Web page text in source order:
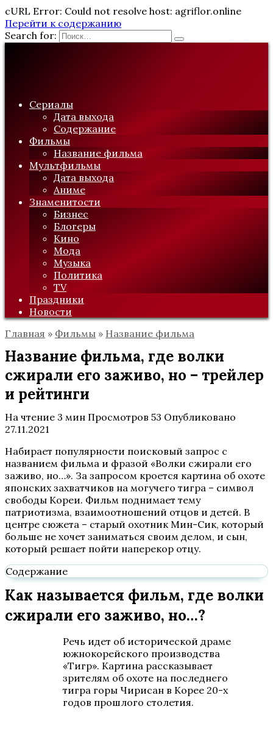
cURL Error: Could not resolve host: agriflor.online
Перейти к содержанию
Search for:
Сериалы
Дата выхода
Содержание
Фильмы
Название фильма
Мультфильмы
Дата выхода
Аниме
Знаменитости
Бизнес
Блогеры
Кино
Мода
Музыка
Политика
TV
Праздники
Новости
Главная » Фильмы » Название фильма
Название фильма, где волки
сжирали его заживо, но – трейлер
и рейтинги
На чтение 3 мин Просмотров 53 Опубликовано
27.11.2021
Набирает популярности поисковый запрос с
названием фильма и фразой «Волки сжирали его
заживо, но…». За запросом кроется картина об охоте
японских захватчиков на могучего тигра – символ
свободы Кореи. Фильм поднимает тему
патриотизма, взаимоотношений отцов и детей. В
центре сюжета – старый охотник Мин-Сик, который
больше не хочет заниматься своим делом, и сын,
который решает пойти наперекор отцу.
Содержание
Как называется фильм, где волки
сжирали его заживо, но…?
Речь идет об исторической драме
южнокорейского производства
«Тигр». Картина рассказывает
зрителям об охоте на последнего
тигра горы Чирисан в Корее 20-х
годов прошлого столетия.